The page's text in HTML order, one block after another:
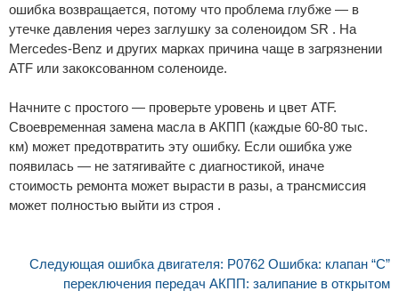
ошибка возвращается, потому что проблема глубже — в
утечке давления через заглушку за соленоидом SR . На
Mercedes-Benz и других марках причина чаще в загрязнении
ATF или закоксованном соленоиде.
Начните с простого — проверьте уровень и цвет ATF.
Своевременная замена масла в АКПП (каждые 60-80 тыс.
км) может предотвратить эту ошибку. Если ошибка уже
появилась — не затягивайте с диагностикой, иначе
стоимость ремонта может вырасти в разы, а трансмиссия
может полностью выйти из строя .
Следующая ошибка двигателя: P0762 Ошибка: клапан “С”
переключения передач АКПП: залипание в открытом